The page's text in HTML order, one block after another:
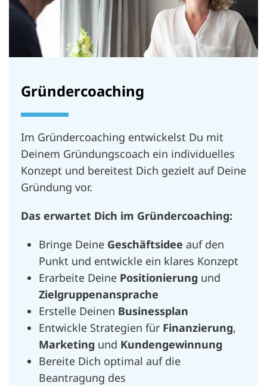
Gründercoaching
Im Gründercoaching entwickelst Du mit
Deinem Gründungscoach ein individuelles
Konzept und bereitest Dich gezielt auf Deine
Gründung vor.
Das erwartet Dich im Gründercoaching:
Bringe Deine Geschäftsidee auf den
Punkt und entwickle ein klares Konzept
Erarbeite Deine Positionierung und
Zielgruppenansprache
Erstelle Deinen Businessplan
Entwickle Strategien für Finanzierung,
Marketing und Kundengewinnung
Bereite Dich optimal auf die
Beantragung des